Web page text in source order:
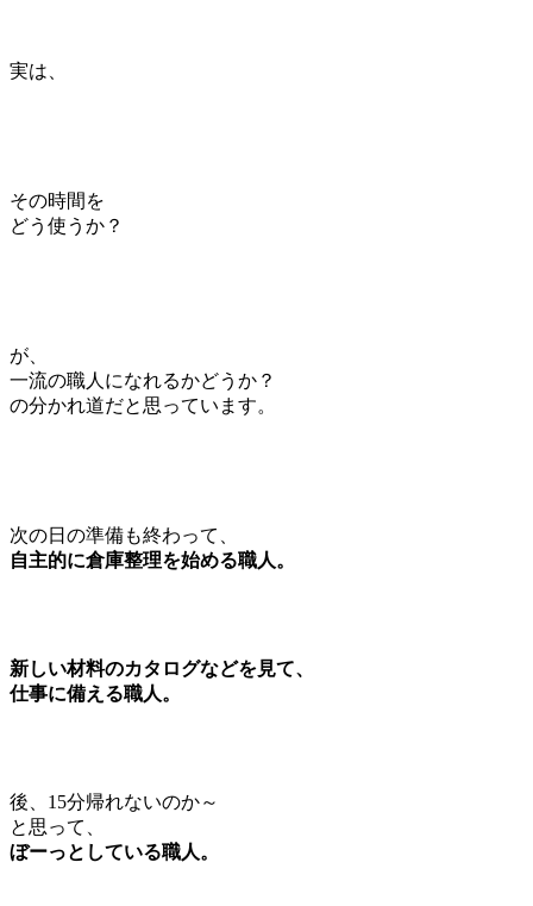
実は、
その時間を
どう使うか？
が、
一流の職人になれるかどうか？
の分かれ道だと思っています。
次の日の準備も終わって、
自主的に倉庫整理を始める職人。
新しい材料のカタログなどを見て、
仕事に備える職人。
後、15分帰れないのか～
と思って、
ぼーっとしている職人。